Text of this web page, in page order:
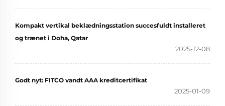
Kompakt vertikal beklædningsstation succesfuldt installeret
og trænet i Doha, Qatar
2025-12-08
Godt nyt: FITCO vandt AAA kreditcertifikat
2025-01-09